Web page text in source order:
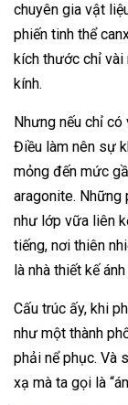
chuyên gia vật
phiến tinh thể
kích thước chỉ vài
kính.
Nhưng nếu chỉ
Điều làm nên sự
mỏng đến mức
aragonite.
như lớp vữa liên
tiếng, nơi thiên
là nhà thiết kế
Cấu trúc ấy, khi
như một thành
phải nể phục. Và
xạ mà ta gọi là